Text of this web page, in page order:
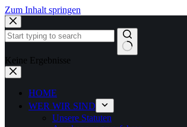
Zum Inhalt springen
Keine Ergebnisse
HOME
WER WIR SIND
Unsere Statuten